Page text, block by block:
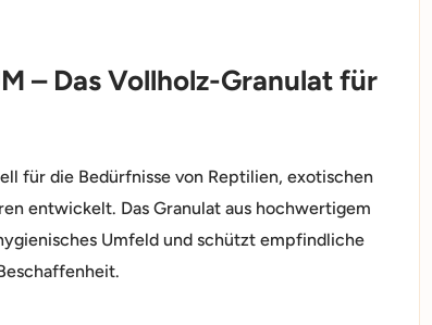
– Das Vollholz-Granulat für
für die Bedürfnisse von Reptilien, exotischen
entwickelt. Das Granulat aus hochwertigem
Umfeld und schützt empfindliche